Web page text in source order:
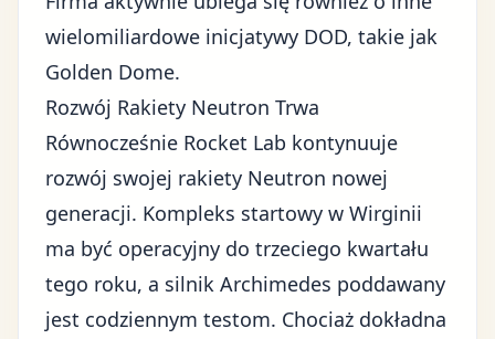
wielomiliardowe inicjatywy DOD, takie jak
Golden Dome.
Rozwój Rakiety Neutron Trwa
Równocześnie Rocket Lab kontynuuje
rozwój swojej rakiety Neutron nowej
generacji. Kompleks startowy w Wirginii
ma być operacyjny do trzeciego kwartału
tego roku, a silnik Archimedes poddawany
jest codziennym testom. Chociaż dokładna